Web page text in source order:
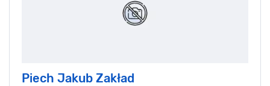
Piech Jakub Zakład